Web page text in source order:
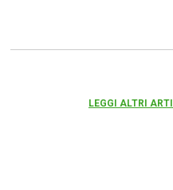
LEGGI ALTRI